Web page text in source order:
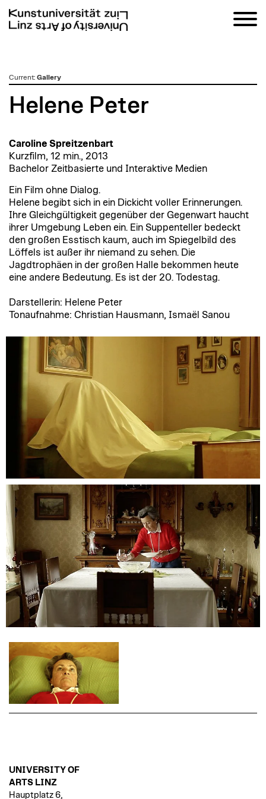
zumCurrent: Gallery
Helene Peter
Caroline Spreitzenbart
Kurzfilm, 12 min., 2013
Bachelor Zeitbasierte und Interaktive Medien
Ein Film ohne Dialog.
Helene begibt sich in ein Dickicht voller Erinnerungen.
Ihre Gleichgültigkeit gegenüber der Gegenwart haucht
ihrer Umgebung Leben ein. Ein Suppenteller bedeckt
den großen Esstisch kaum, auch im Spiegelbild des
Löffels ist außer ihr niemand zu sehen. Die
Jagdtrophäen in der großen Halle bekommen heute
eine andere Bedeutung. Es ist der 20. Todestag.
Darstellerin: Helene Peter
Tonaufnahme: Christian Hausmann, Ismaël Sanou
UNIVERSITY OF
ARTS LINZ
Hauptplatz 6,